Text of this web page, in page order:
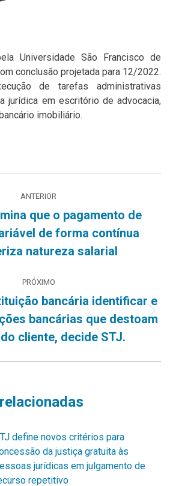
Universidade São Francisco de
conclusão projetada para 12/2022.
de tarefas administrativas
jurídica em escritório de advocacia,
imobiliário.
ANTERIOR
Post
anterior:
que o pagamento de
de forma contínua
natureza salarial
PRÓXIMO
Próximo
post:
bancária identificar e
bancárias que destoam
cliente, decide STJ.
define novos critérios para
da justiça gratuita às
jurídicas em julgamento de
repetitivo